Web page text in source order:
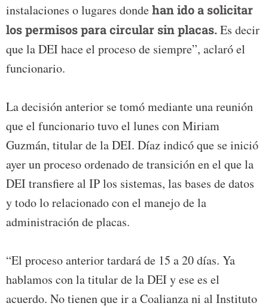
instalaciones o lugares dondehan ido a solicitar
los permisos para circular sin placas. Es decir
que la DEI hace el proceso de siempre”, aclaró el
funcionario.
La decisión anterior se tomó mediante una reunión
que el funcionario tuvo el lunes con Miriam
Guzmán, titular de la DEI. Díaz indicó que se inició
ayer un proceso ordenado de transición en el que la
DEI transfiere al IP los sistemas, las bases de datos
y todo lo relacionado con el manejo de la
administración de placas.
“El proceso anterior tardará de 15 a 20 días. Ya
hablamos con la titular de la DEI y ese es el
acuerdo. No tienen que ir a Coalianza ni al Instituto